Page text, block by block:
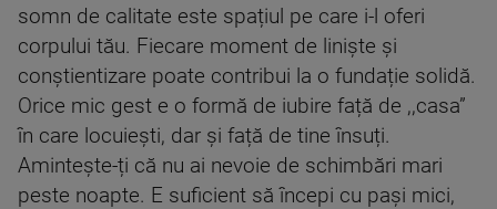
somn de calitate este spațiul pe care i-l oferi
corpului tău. Fiecare moment de liniște și
conștientizare poate contribui la o fundație solidă.
Orice mic gest e o formă de iubire față de ,,casa”
în care locuiești, dar și față de tine însuți.
Amintește-ți că nu ai nevoie de schimbări mari
peste noapte. E suficient să începi cu pași mici,